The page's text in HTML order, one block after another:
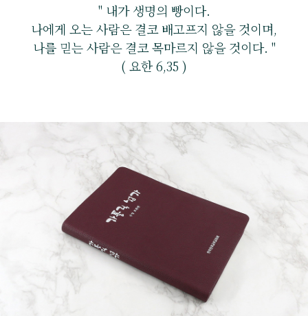
" 내가 생명의 빵이다.
나에게 오는 사람은 결코 배고프지 않을 것이며,
나를 믿는 사람은 결코 목마르지 않을 것이다. "
( 요한 6,35 )